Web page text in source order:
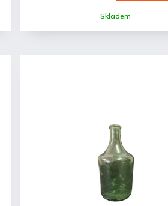
Skladem